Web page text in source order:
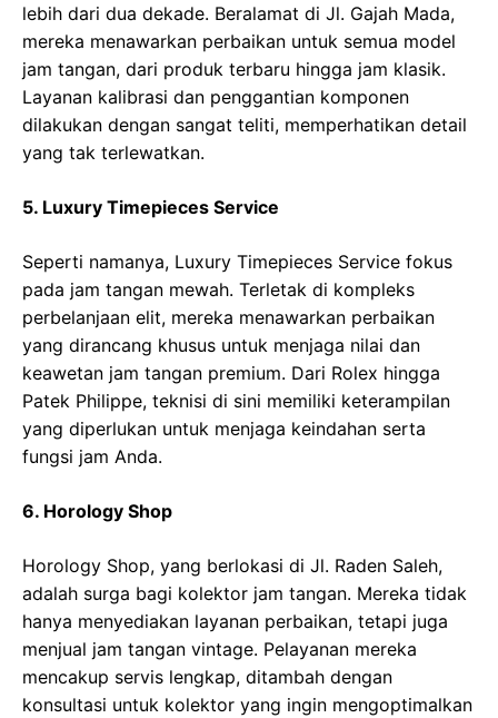
lebih dari dua dekade. Beralamat di Jl. Gajah Mada,
mereka menawarkan perbaikan untuk semua model
jam tangan, dari produk terbaru hingga jam klasik.
Layanan kalibrasi dan penggantian komponen
dilakukan dengan sangat teliti, memperhatikan detail
yang tak terlewatkan.
5. Luxury Timepieces Service
Seperti namanya, Luxury Timepieces Service fokus
pada jam tangan mewah. Terletak di kompleks
perbelanjaan elit, mereka menawarkan perbaikan
yang dirancang khusus untuk menjaga nilai dan
keawetan jam tangan premium. Dari Rolex hingga
Patek Philippe, teknisi di sini memiliki keterampilan
yang diperlukan untuk menjaga keindahan serta
fungsi jam Anda.
6. Horology Shop
Horology Shop, yang berlokasi di Jl. Raden Saleh,
adalah surga bagi kolektor jam tangan. Mereka tidak
hanya menyediakan layanan perbaikan, tetapi juga
menjual jam tangan vintage. Pelayanan mereka
mencakup servis lengkap, ditambah dengan
konsultasi untuk kolektor yang ingin mengoptimalkan